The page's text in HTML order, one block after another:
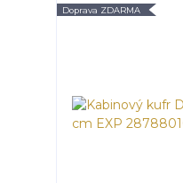
Doprava ZDARMA